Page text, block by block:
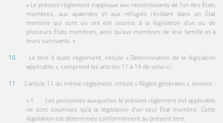
« Le présent règlement s’applique aux ressortissants de l’un des États
membres, aux apatrides et aux réfugiés résidant dans un État
membre qui sont ou ont été soumis à la législation d’un ou de
plusieurs États membres, ainsi qu’aux membres de leur famille et à
leurs survivants. »
10Le titre II dudit règlement, intitulé « Détermination de la législation
applicable », comprend les articles 11 à 16 de celui-ci.
11
L’article 11 du même règlement, intitulé « Règles générales », énonce :
« 1. Les personnes auxquelles le présent règlement est applicable
ne sont soumises qu’à la législation d’un seul État membre. Cette
législation est déterminée conformément au présent titre.